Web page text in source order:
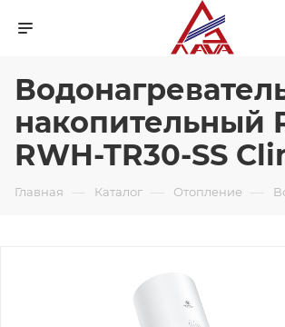
накопительный
RWH-TR30-SS
Главная — Каталог — Отопление —